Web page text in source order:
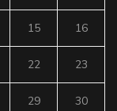
15 16
22 23
29 30